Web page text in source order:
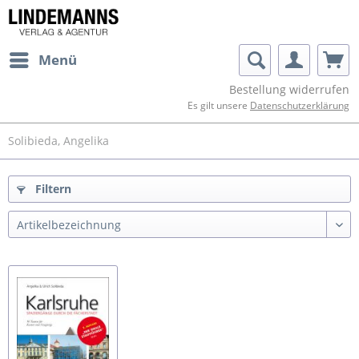
Menü
Bestellung widerrufen
Es gilt unsere Datenschutzerklärung
Solibieda, Angelika
Filtern